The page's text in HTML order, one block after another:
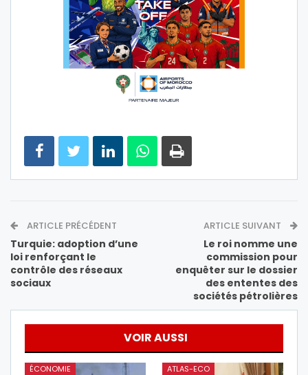
ARTICLE PRÉCÉDENT
Turquie: adoption d’une
loi renforçant le
contrôle des réseaux
sociaux
ARTICLE SUIVANT
Le roi nomme une
commission pour
enquêter sur le dossier
des ententes des
sociétés pétrolières
VOIR AUSSI
ÉCONOMIE ATLAS-ECO